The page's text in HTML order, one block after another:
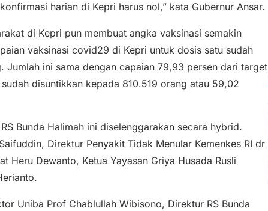
harian di Kepri harus nol,” kata Gubernur Ansar.
di Kepri pun membuat angka vaksinasi semakin
vaksinasi covid29 di Kepri untuk dosis satu sudah
Jumlah ini sama dengan capaian 79,93 persen dari target
disuntikkan kepada 810.519 orang atau 59,02
Bunda Halimah ini diselenggarakan secara hybrid.
Direktur Penyakit Tidak Menular Kemenkes RI dr
Heru Dewanto, Ketua Yayasan Griya Husada Rusli
Uniba Prof Chablullah Wibisono, Direktur RS Bunda